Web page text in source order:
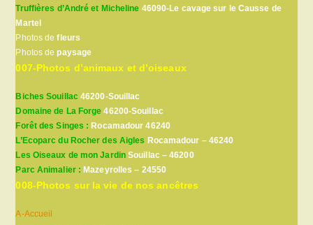
Truffières d’André et Micheline 46090-Le cavage sur le Causse de
Martel
Photos defleurs
Photos depaysage
007-Photos d’animaux et d’oiseaux
Biches Souillac46200-Souillac
Domaine de La Forge 46200-Souillac
Forêt des Singes : Rocamadour 46240
L’Ecoparc du Rocher des Aigles Rocamadour – 46240
Les Oiseaux de mon JardinSouillac – 46200
Parc Animalier : Mazeyrolles – 24550
008-Photos sur la vie de nos ancêtres
A-Accueil